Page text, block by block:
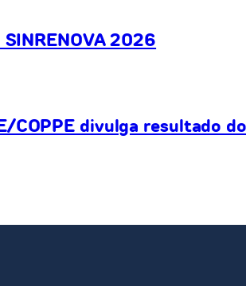
2026
COPPE divulga resultado